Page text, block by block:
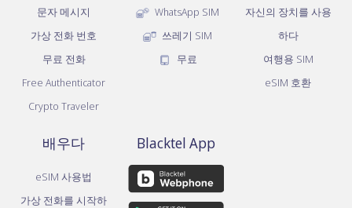
문자 메시지
가상 전화 번호
무료 전화
Free Authenticator
Crypto Traveler
WhatsApp SIM
쓰레기 SIM
무료
자신의 장치를 사용
하다
여행용 SIM
eSIM 호환
배우다
eSIM 사용법
가상 전화를 시작하
Blacktel App